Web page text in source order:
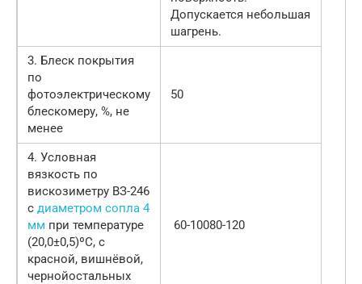
Допускается небольшая
шагрень.
3. Блеск покрытия
по
фотоэлектрическому
блескомеру, %, не
менее
50
4. Условная
вязкость по
вискозиметру ВЗ-246
с диаметром сопла 4
мм при температуре
(20,0±0,5)ºС, с
красной, вишнёвой,
чернойостальных
60-10080-120